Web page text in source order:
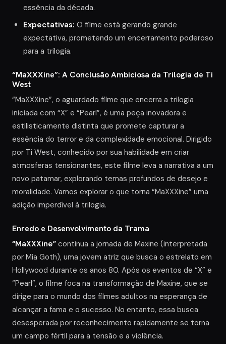
essência da década.
Expectativas: O filme está gerando grande
expectativa, prometendo um encerramento poderoso
para a trilogia.
“MaXXXine”: A Conclusão Ambiciosa da Trilogia de Ti
West
“MaXXXine”, o aguardado filme que encerra a trilogia
iniciada com “X” e “Pearl”, é uma peça inovadora e
estilisticamente distinta que promete capturar a
essência do terror e da complexidade emocional. Dirigido
por Ti West, conhecido por sua habilidade em criar
atmosferas tensionantes, este filme leva a narrativa a um
novo patamar, explorando temas profundos de desejo e
moralidade. Vamos explorar o que torna “MaXXXine” uma
adição imperdível à trilogia.
Enredo e Desenvolvimento da Trama
“MaXXXine” continua a jornada de Maxine (interpretada
por Mia Goth), uma jovem atriz que busca o estrelato em
Hollywood durante os anos 80. Após os eventos de “X” e
“Pearl”, o filme foca na transformação de Maxine, que se
dirige para o mundo dos filmes adultos na esperança de
alcançar a fama e o sucesso. No entanto, essa busca
desesperada por reconhecimento rapidamente se torna
um campo fértil para a tensão e a violência.